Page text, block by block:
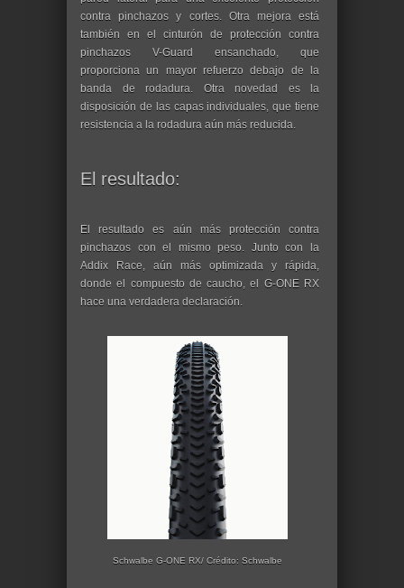
contra pinchazos y cortes. Otra mejora está
también en el cinturón de protección contra
pinchazos V-Guard ensanchado, que
proporciona un mayor refuerzo debajo de la
banda de rodadura. Otra novedad es la
disposición de las capas individuales, que tiene
resistencia a la rodadura aún más reducida.
El resultado:
El resultado es aún más protección contra
pinchazos con el mismo peso. Junto con la
Addix Race, aún más optimizada y rápida,
donde el compuesto de caucho, el G-ONE RX
hace una verdadera declaración.
Schwalbe G-ONE RX/ Crédito: Schwalbe